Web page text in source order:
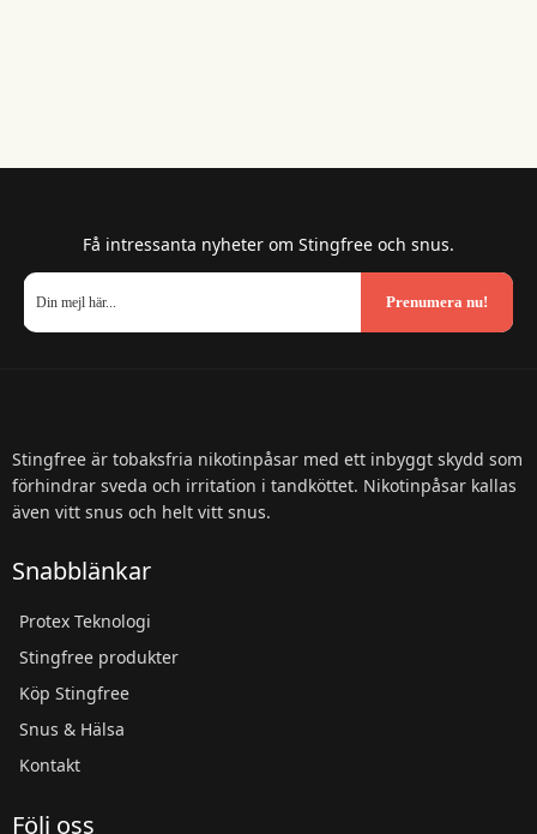
Få intressanta nyheter om Stingfree och snus.
Prenumera nu!
Stingfree är tobaksfria nikotinpåsar med ett inbyggt skydd som
förhindrar sveda och irritation i tandköttet. Nikotinpåsar kallas
även vitt snus och helt vitt snus.
Snabblänkar
Protex Teknologi
Stingfree produkter
Köp Stingfree
Snus & Hälsa
Kontakt
Följ oss